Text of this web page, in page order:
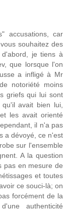
accusations, car
souhaitez des
je tiens à
que lorsque l'on
a infligé à Mr
notoriété moins
griefs qui lui sont
avait bien lui,
les avait orienté
il n'a pas
a dévoyé, ce n'est
sur l'ensemble
A la question
pas en mesure de
et toutes
ce souci-là; on
forcément de la
authenticité